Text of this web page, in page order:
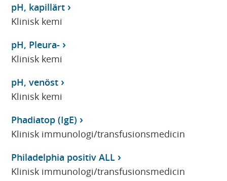
pH, kapillärt
Klinisk kemi
pH, Pleura-
Klinisk kemi
pH, venöst
Klinisk kemi
Phadiatop (IgE)
Klinisk immunologi/transfusionsmedicin
Philadelphia positiv ALL
Klinisk immunologi/transfusionsmedicin